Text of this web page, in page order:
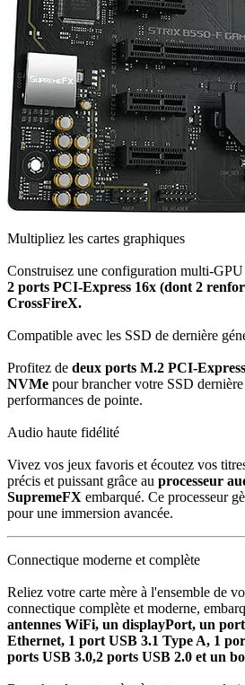
Multipliez les cartes graphiques
Construisez une configuration multi-
2 ports PCI-Express 16x (dont 2
CrossFireX.
Compatible avec les SSD de dernière
Profitez de deux ports M.2 PCI-
NVMe pour brancher votre SSD
performances de pointe.
Audio haute fidélité
Vivez vos jeux favoris et écoutez vos
précis et puissant grâce au processeur
SupremeFX embarqué. Ce processeur
pour une immersion avancée.
Connectique moderne et complète
Reliez votre carte mère à l'ensemble de
connectique complète et moderne,
antennes WiFi, un displayPort, un
Ethernet, 1 port USB 3.1 Type A, 1
ports USB 3.0,2 ports USB 2.0 et un